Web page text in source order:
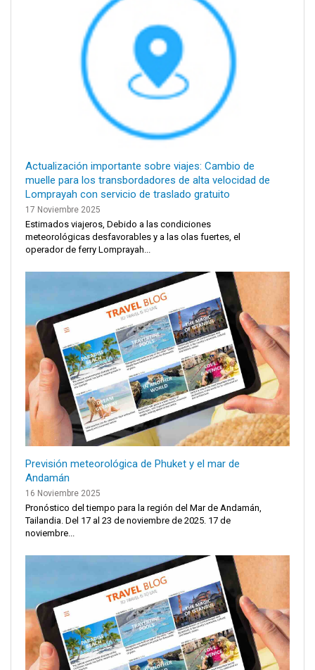
Actualización importante sobre viajes: Cambio de
muelle para los transbordadores de alta velocidad de
Lomprayah con servicio de traslado gratuito
17 Noviembre 2025
Estimados viajeros, Debido a las condiciones
meteorológicas desfavorables y a las olas fuertes, el
operador de ferry Lomprayah...
Previsión meteorológica de Phuket y el mar de
Andamán
16 Noviembre 2025
Pronóstico del tiempo para la región del Mar de Andamán,
Tailandia. Del 17 al 23 de noviembre de 2025. 17 de
noviembre...